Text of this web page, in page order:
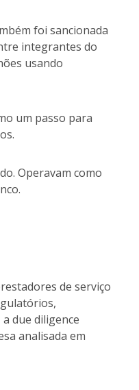
foi sancionada
integrantes do
usando
um passo para
Operavam como
de serviço
due diligence
analisada em